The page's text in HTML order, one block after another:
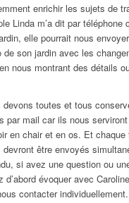
enrichir les sujets de
Linda m’a dit par téléphone
elle pourrait nous
de son jardin avec les
nous montrant des détails
toutes et tous
par mail car ils nous
en chair et en os. Et
être envoyés
si avez une question ou
d’abord évoquer avec
contacter individuellement.